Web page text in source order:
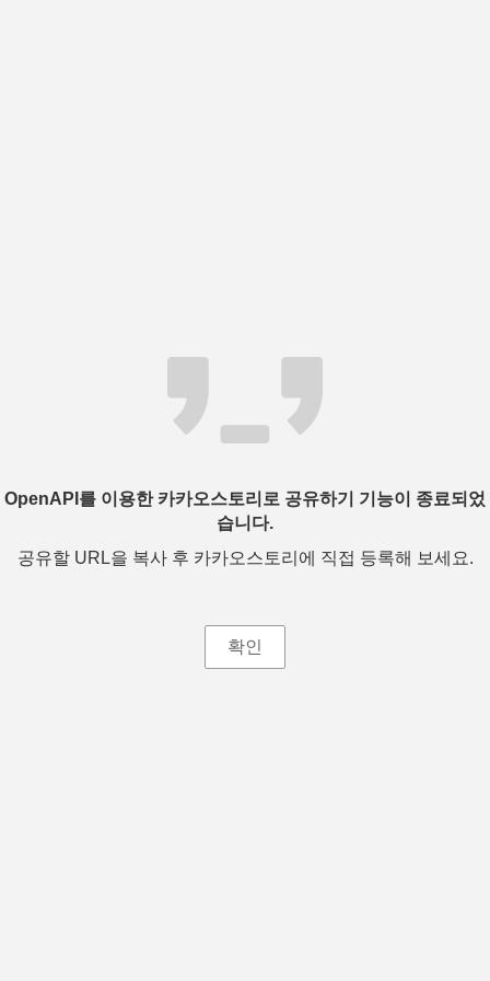
OpenAPI를 이용한 카카오스토리로 공유하기 기능이 종료되었
습니다.
공유할 URL을 복사 후 카카오스토리에 직접 등록해 보세요.
확인